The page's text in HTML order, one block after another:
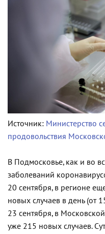
Источник: Министерство
продовольствия
В Подмосковье, как и во
заболеваний
20 сентября, в регионе
новых случаев в день (от
23 сентября, в
уже 215 новых случаев.